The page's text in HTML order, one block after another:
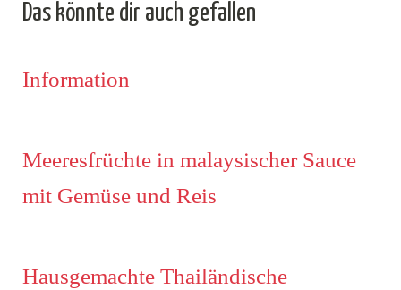
Das könnte dir auch gefallen
Information
Meeresfrüchte in malaysischer Sauce
mit Gemüse und Reis
Hausgemachte Thailändische